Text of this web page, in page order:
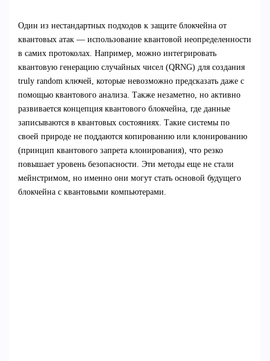
Один из нестандартных подходов к защите блокчейна от
квантовых атак — использование квантовой неопределенности
в самих протоколах. Например, можно интегрировать
квантовую генерацию случайных чисел (QRNG) для создания
truly random ключей, которые невозможно предсказать даже с
помощью квантового анализа. Также незаметно, но активно
развивается концепция квантового блокчейна, где данные
записываются в квантовых состояниях. Такие системы по
своей природе не поддаются копированию или клонированию
(принцип квантового запрета клонирования), что резко
повышает уровень безопасности. Эти методы еще не стали
мейнстримом, но именно они могут стать основой будущего
блокчейна с квантовыми компьютерами.